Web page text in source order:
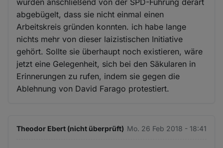
abgebügelt, dass sie nicht einmal einen
Arbeitskreis gründen konnten. ich habe lange
nichts mehr von dieser laizistischen Initiative
gehört. Sollte sie überhaupt noch existieren, wäre
jetzt eine Gelegenheit, sich bei den Säkularen in
Erinnerungen zu rufen, indem sie gegen die
Ablehnung von David Farago protestiert.
Theodor Ebert (nicht überprüft) Mo. 26 Feb 2018 - 18:41